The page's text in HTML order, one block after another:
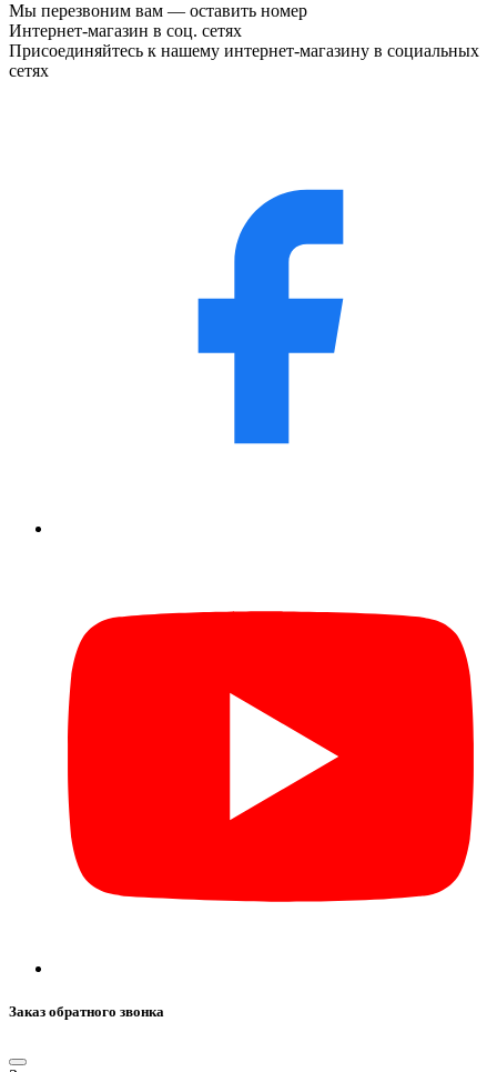
Мы перезвоним вам — оставить номер
Интернет-магазин в соц. сетях
Присоединяйтесь к нашему интернет-магазину в социальных
сетях
Заказ обратного звонка